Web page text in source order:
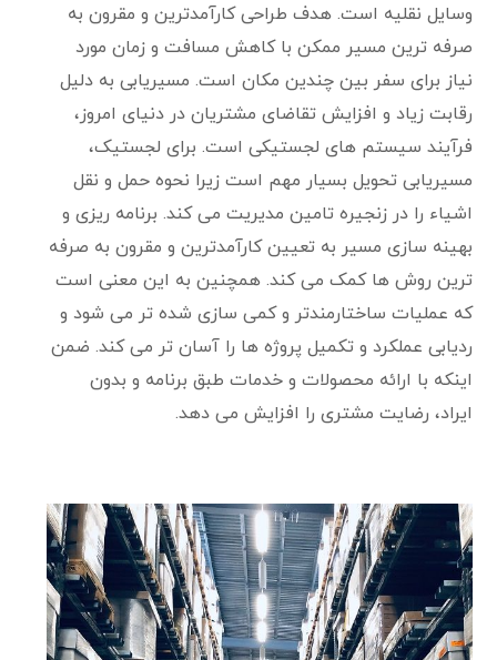
وسایل نقلیه است. هدف طراحی کارآمدترین و مقرون به
صرفه ترین مسیر ممکن با کاهش مسافت و زمان مورد
نیاز برای سفر بین چندین مکان است. مسیریابی به دلیل
رقابت زیاد و افزایش تقاضای مشتریان در دنیای امروز،
فرآیند سیستم های لجستیکی است. برای لجستیک،
مسیریابی تحویل بسیار مهم است زیرا نحوه حمل و نقل
اشیاء را در زنجیره تامین مدیریت می کند. برنامه ریزی و
بهینه سازی مسیر به تعیین کارآمدترین و مقرون به صرفه
ترین روش ها کمک می کند. همچنین به این معنی است
که عملیات ساختارمندتر و کمی سازی شده تر می شود و
ردیابی عملکرد و تکمیل پروژه ها را آسان تر می کند. ضمن
اینکه با ارائه محصولات و خدمات طبق برنامه و بدون
ایراد، رضایت مشتری را افزایش می دهد.